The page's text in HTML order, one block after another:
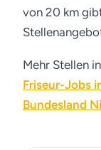
von 20 km
Mehr Stellen
Friseur-Jobs
Bundesland